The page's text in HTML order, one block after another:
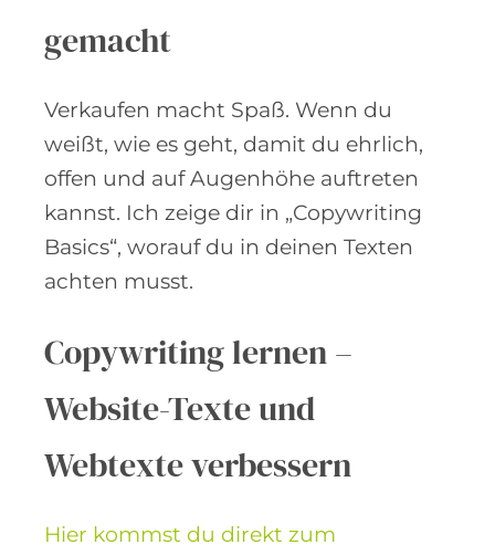
gemacht
Verkaufen macht Spaß. Wenn du
weißt, wie es geht, damit du ehrlich,
offen und auf Augenhöhe auftreten
kannst. Ich zeige dir in „Copywriting
Basics“, worauf du in deinen Texten
achten musst.
Copywriting lernen –
Website-Texte und
Webtexte verbessern
Hier kommst du direkt zum